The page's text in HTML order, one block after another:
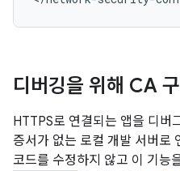
디버깅을 위해 CA
HTTPS로 연결되는 앱을 디버
증서가 없는 로컬 개발 서버로
코드를 수정하지 않고 이 기능